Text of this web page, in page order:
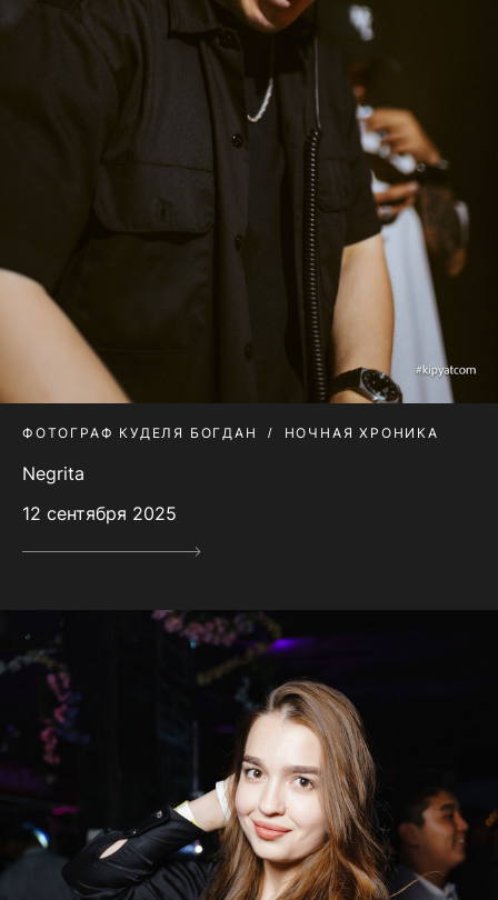
ФОТОГРАФ КУДЕЛЯ БОГДАН НОЧНАЯ ХРОНИКА
Negrita
12 сентября 2025